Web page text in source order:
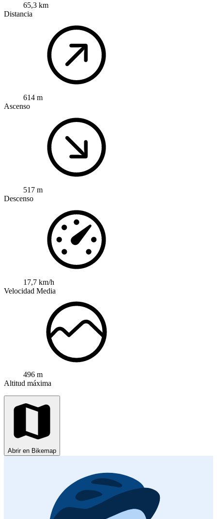
65,3 km
Distancia
614 m
Ascenso
517 m
Descenso
17,7 km/h
Velocidad Media
496 m
Altitud máxima
Abrir en Bikemap